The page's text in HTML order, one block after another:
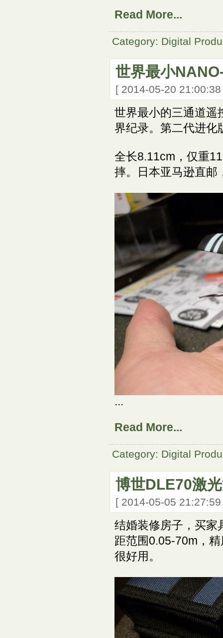
Read More...
Category: Digital
世界最小
[ 2014-05-20
世界最小的三通道遥
界纪录。第二代进化
全长8.11cm，仅重
摔。日本亚马逊直邮
...
Read More...
Category: Digital
博世DLE70激
[ 2014-05-05
结婚装修房子，买家
距范围0.05-70m，
很好用。